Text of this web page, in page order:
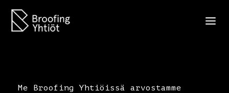
Me Broofing Yhtiöissä arvostamme